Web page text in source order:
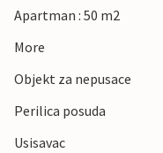
Apartman : 50 m2
More
Objekt za nepusace
Perilica posuda
Usisavac